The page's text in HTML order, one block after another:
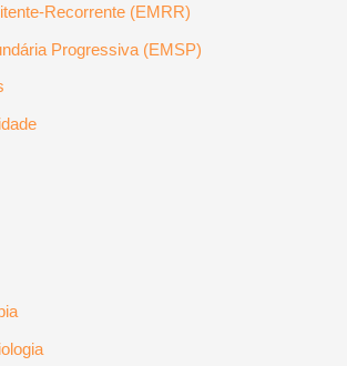
Recorrente (EMRR)
Progressiva (EMSP)